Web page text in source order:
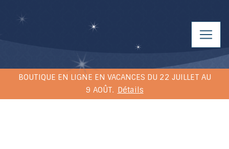
BOUTIQUE EN LIGNE EN VACANCES DU 22 JUILLET AU
9 AOÛT. Détails